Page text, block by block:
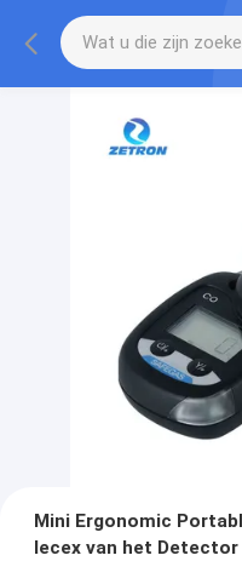
Mini Ergonomic
Iecex van het